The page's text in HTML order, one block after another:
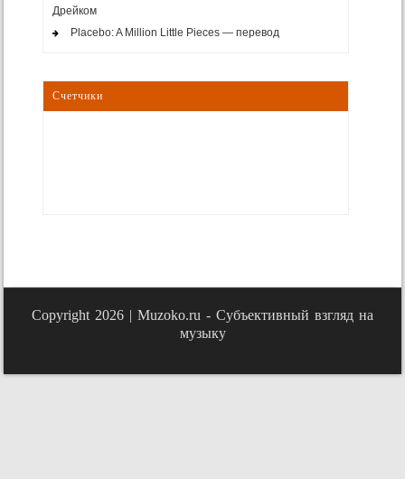
Дрейком
Placebo: A Million Little Pieces — перевод
Счетчики
Copyright 2026 | Muzoko.ru - Субъективный взгляд на
музыку